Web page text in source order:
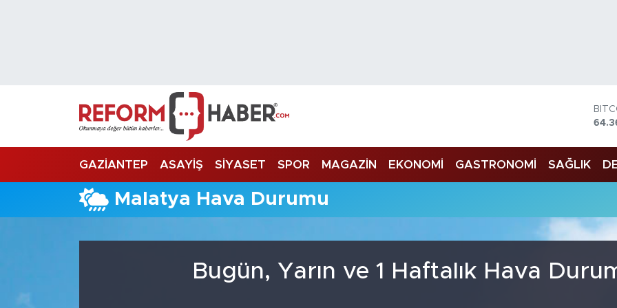
GAZİANTEP ASAYİŞ SİYASET SPOR MAGAZİN EKONOMİ GASTRONOMİ SAĞLIK
Malatya Hava Durumu
Bugün, Yarın ve 1 Haftalık Hava
Trafik Durumu
Süper Lig Puan Durumu ve Fikstür
Tüm Manşetler